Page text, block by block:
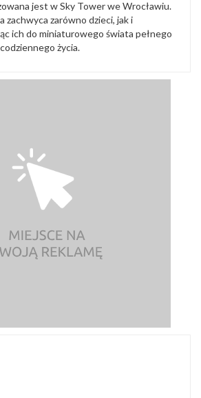
jest w Sky Tower we Wrocławiu.
zachwyca zarówno dzieci, jak i
ich do miniaturowego świata pełnego
życia.